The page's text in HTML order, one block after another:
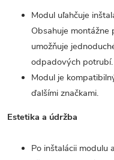
Modul uľahčuje
Obsahuje
umožňuje
odpadových potrubí.
Modul je
ďalšími značkami.
Estetika a údržba
Po inštalácii modulu